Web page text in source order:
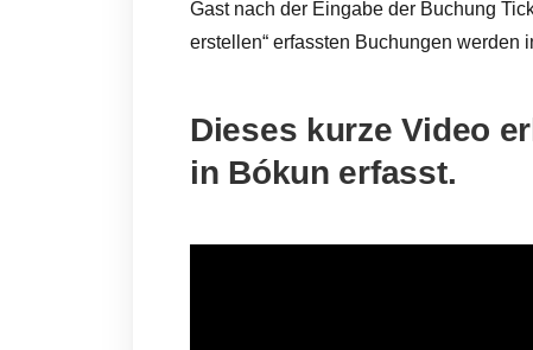
Gast nach der Eingabe der Buchung
erstellen“ erfassten Buchungen werden
Dieses kurze Video
in Bókun erfasst.